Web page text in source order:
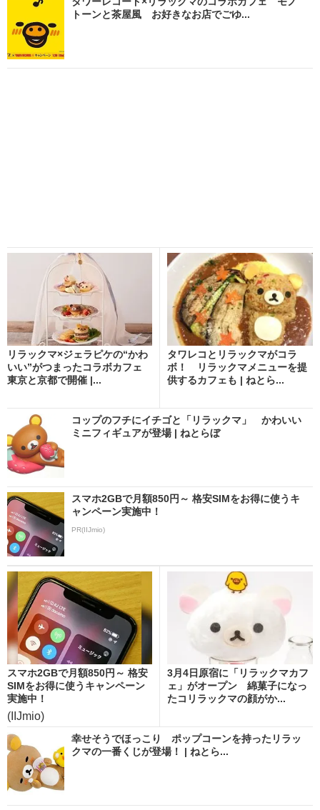
トーンと茶屋風 お好きなお店でごゆ...
リラックマ×ジェラピケの“かわ
いい”がつまったコラボカフェ
東京と京都で開催 |...
タワレコとリラックマがコラ
ボ！ リラックマメニューを提
供するカフェも | ねとら...
コップのフチにイチゴと「リラックマ」 かわいい
ミニフィギュアが登場 | ねとらぼ
スマホ2GBで月額850円～ 格安SIMをお得に使うキ
ャンペーン実施中！
PR(IIJmio)
スマホ2GBで月額850円～ 格安
SIMをお得に使うキャンペーン
実施中！
(IIJmio)
3月4日原宿に「リラックマカフ
ェ」がオープン 綿菓子になっ
たコリラックマの顔がか...
幸せそうでほっこり ポップコーンを持ったリラッ
クマの一番くじが登場！ | ねとら...